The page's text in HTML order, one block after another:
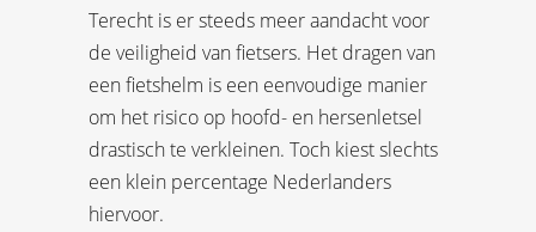
Terecht is er steeds meer aandacht voor
de veiligheid van fietsers. Het dragen van
een fietshelm is een eenvoudige manier
om het risico op hoofd- en hersenletsel
drastisch te verkleinen. Toch kiest slechts
een klein percentage Nederlanders
hiervoor.